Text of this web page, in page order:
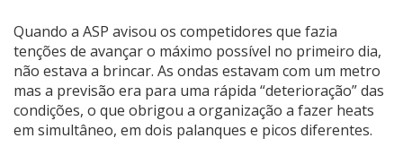
Quando a ASP avisou os competidores que fazia
tenções de avançar o máximo possível no primeiro dia,
não estava a brincar. As ondas estavam com um metro
mas a previsão era para uma rápida “deterioração” das
condições, o que obrigou a organização a fazer heats
em simultâneo, em dois palanques e picos diferentes.